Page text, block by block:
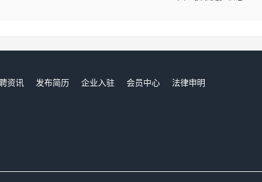
资讯 发布简历 企业入驻 会员中心
法律申明